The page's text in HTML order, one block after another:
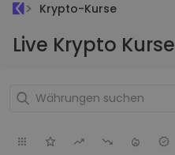
Krypto-Kurse
Live Krypto Kurse